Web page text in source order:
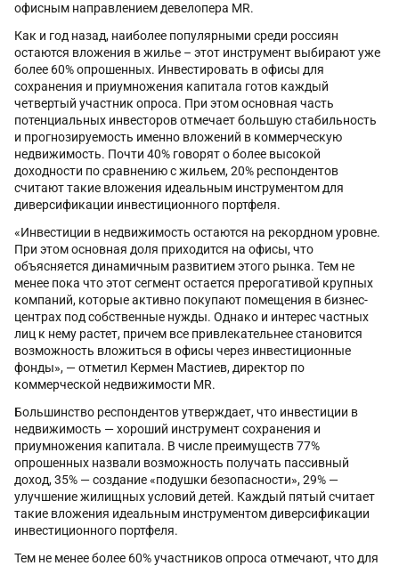
офисным направлением девелопера MR.
Как и год назад, наиболее популярными среди россиян
остаются вложения в жилье – этот инструмент выбирают уже
более 60% опрошенных. Инвестировать в офисы для
сохранения и приумножения капитала готов каждый
четвертый участник опроса. При этом основная часть
потенциальных инвесторов отмечает большую стабильность
и прогнозируемость именно вложений в коммерческую
недвижимость. Почти 40% говорят о более высокой
доходности по сравнению с жильем, 20% респондентов
считают такие вложения идеальным инструментом для
диверсификации инвестиционного портфеля.
«Инвестиции в недвижимость остаются на рекордном уровне.
При этом основная доля приходится на офисы, что
объясняется динамичным развитием этого рынка. Тем не
менее пока что этот сегмент остается прерогативой крупных
компаний, которые активно покупают помещения в бизнес-
центрах под собственные нужды. Однако и интерес частных
лиц к нему растет, причем все привлекательнее становится
возможность вложиться в офисы через инвестиционные
фонды», — отметил Кермен Мастиев, директор по
коммерческой недвижимости MR.
Большинство респондентов утверждает, что инвестиции в
недвижимость — хороший инструмент сохранения и
приумножения капитала. В числе преимуществ 77%
опрошенных назвали возможность получать пассивный
доход, 35% — создание «подушки безопасности», 29% —
улучшение жилищных условий детей. Каждый пятый считает
такие вложения идеальным инструментом диверсификации
инвестиционного портфеля.
Тем не менее более 60% участников опроса отмечают, что для